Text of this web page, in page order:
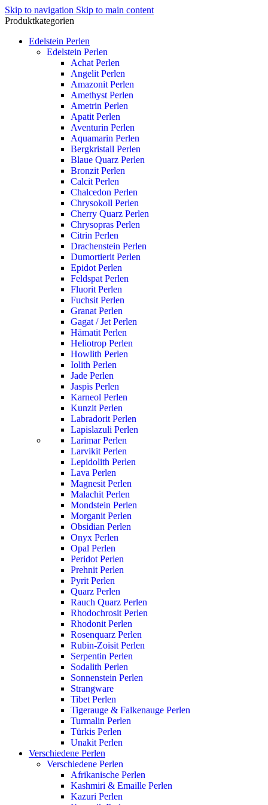
Skip to navigation Skip to main content
Produktkategorien
Edelstein Perlen
Edelstein Perlen
Achat Perlen
Angelit Perlen
Amazonit Perlen
Amethyst Perlen
Ametrin Perlen
Apatit Perlen
Aventurin Perlen
Aquamarin Perlen
Bergkristall Perlen
Blaue Quarz Perlen
Bronzit Perlen
Calcit Perlen
Chalcedon Perlen
Chrysokoll Perlen
Cherry Quarz Perlen
Chrysopras Perlen
Citrin Perlen
Drachenstein Perlen
Dumortierit Perlen
Epidot Perlen
Feldspat Perlen
Fluorit Perlen
Fuchsit Perlen
Granat Perlen
Gagat / Jet Perlen
Hämatit Perlen
Heliotrop Perlen
Howlith Perlen
Iolith Perlen
Jade Perlen
Jaspis Perlen
Karneol Perlen
Kunzit Perlen
Labradorit Perlen
Lapislazuli Perlen
Larimar Perlen
Larvikit Perlen
Lepidolith Perlen
Lava Perlen
Magnesit Perlen
Malachit Perlen
Mondstein Perlen
Morganit Perlen
Obsidian Perlen
Onyx Perlen
Opal Perlen
Peridot Perlen
Prehnit Perlen
Pyrit Perlen
Quarz Perlen
Rauch Quarz Perlen
Rhodochrosit Perlen
Rhodonit Perlen
Rosenquarz Perlen
Rubin-Zoisit Perlen
Serpentin Perlen
Sodalith Perlen
Sonnenstein Perlen
Strangware
Tibet Perlen
Tigerauge & Falkenauge Perlen
Turmalin Perlen
Türkis Perlen
Unakit Perlen
Verschiedene Perlen
Verschiedene Perlen
Afrikanische Perlen
Kashmiri & Emaille Perlen
Kazuri Perlen